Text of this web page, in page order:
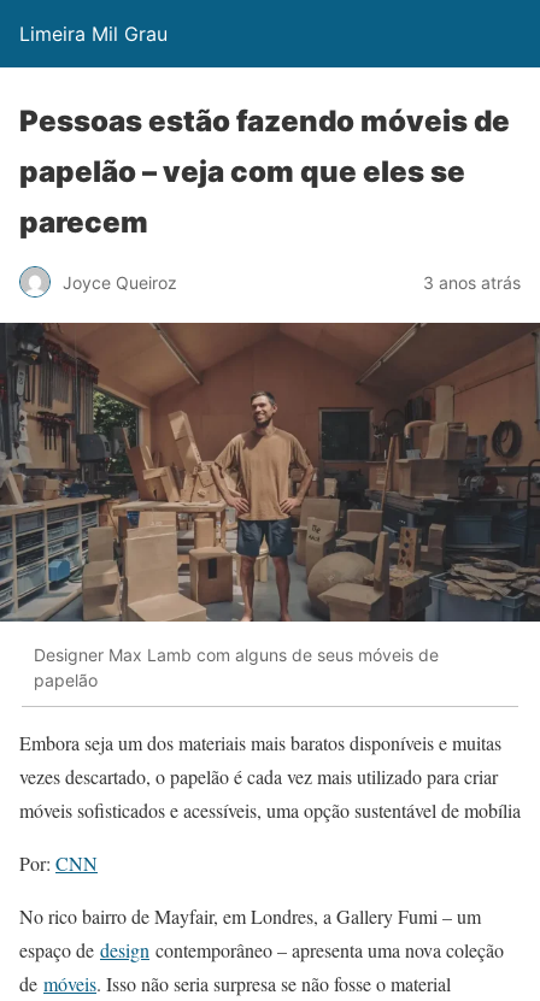
Limeira Mil Grau
Pessoas estão fazendo móveis de
papelão – veja com que eles se
parecem
Joyce Queiroz 3 anos atrás
Designer Max Lamb com alguns de seus móveis de
papelão
Embora seja um dos materiais mais baratos disponíveis e muitas
vezes descartado, o papelão é cada vez mais utilizado para criar
móveis sofisticados e acessíveis, uma opção sustentável de mobília
Por: CNN
No rico bairro de Mayfair, em Londres, a Gallery Fumi – um
espaço de design contemporâneo – apresenta uma nova coleção
de móveis. Isso não seria surpresa se não fosse o material